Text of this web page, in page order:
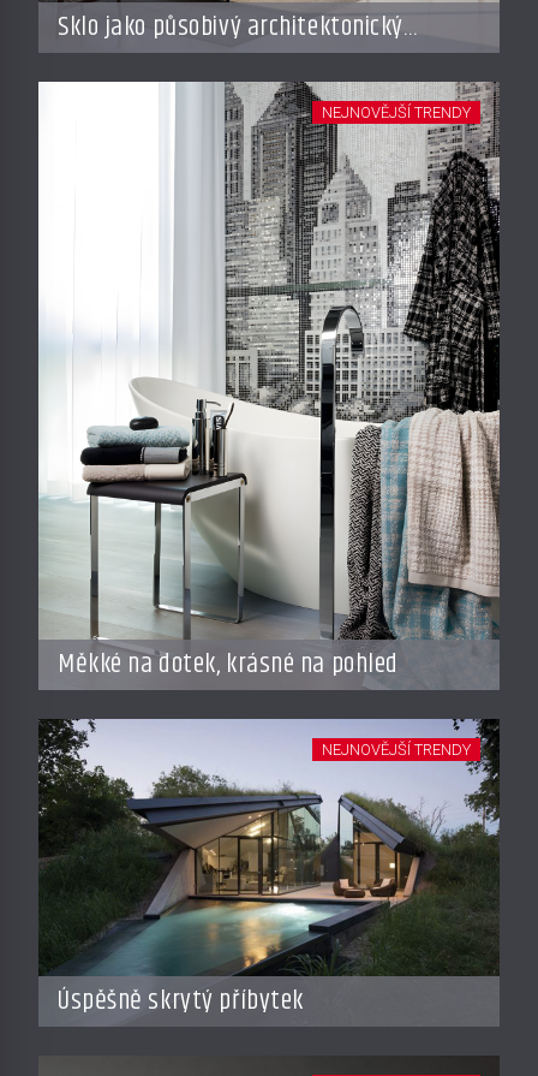
Sklo jako působivý architektonický
materiál
Měkké na dotek, krásné na pohled
NEJNOVĚJŠÍ TRENDY
Úspěšně skrytý příbytek
NEJNOVĚJŠÍ TRENDY